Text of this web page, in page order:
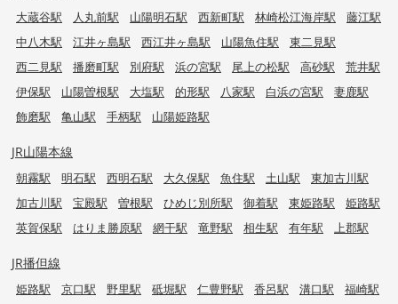
大蔵谷駅 人丸前駅 山陽明石駅 西新町駅 林崎松江海岸駅
藤江駅
中八木駅
江井ヶ島駅 西江井ヶ島駅 山陽魚住駅
東二見駅
西二見駅
播磨町駅 別府駅 浜の宮駅 尾上の松駅 高砂駅
荒井駅
伊保駅
山陽曽根駅 大塩駅 的形駅 八家駅 白浜の宮駅
妻鹿駅
飾磨駅
亀山駅 手柄駅 山陽姫路駅
JR山陽本線
朝霧駅 明石駅 西明石駅 大久保駅 魚住駅 土山駅
東加古川駅
加古川駅
宝殿駅 曽根駅 ひめじ別所駅 御着駅 東姫路駅
姫路駅
英賀保駅
はりま勝原駅 網干駅 竜野駅 相生駅 有年駅 上郡駅
JR播但線
姫路駅 京口駅 野里駅 砥堀駅 仁豊野駅 香呂駅 溝口駅
福崎駅